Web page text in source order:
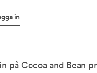
in
på Cocoa and Bean